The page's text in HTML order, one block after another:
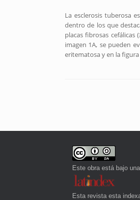
La esclerosis tuberosa
dentro de los que
placas fibrosas
imagen 1A, se pueden
eritematosa y en la
Este obra está bajo una
Esta revista esta